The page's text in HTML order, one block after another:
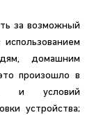
за возможный
домашним
произошло в
и условий
устройства;